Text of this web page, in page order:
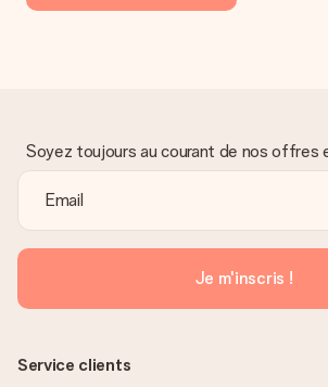
Soyez toujours au courant de nos offres
Je m'inscris !
Service clients